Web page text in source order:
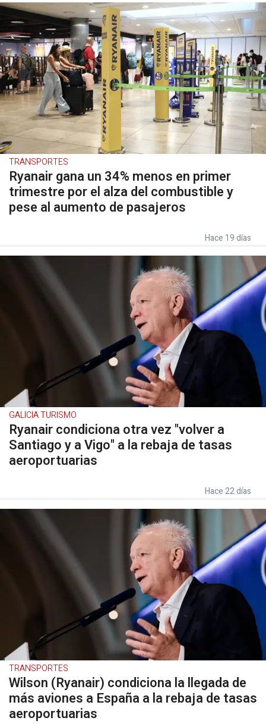
TRANSPORTES
Ryanair gana un 34% menos en primer
trimestre por el alza del combustible y
pese al aumento de pasajeros
Hace 19 días
GALICIA TURISMO
Ryanair condiciona otra vez "volver a
Santiago y a Vigo" a la rebaja de tasas
aeroportuarias
Hace 22 días
TRANSPORTES
Wilson (Ryanair) condiciona la llegada de
más aviones a España a la rebaja de tasas
aeroportuarias